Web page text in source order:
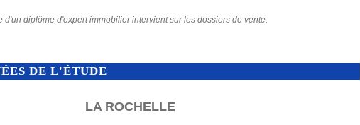
d'un diplôme d'expert immobilier intervient sur les dossiers de vente.
DE L'ÉTUDE
LA ROCHELLE